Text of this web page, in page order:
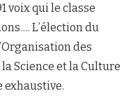
voix qui le classe
L’élection du
des
Science et la Culture
exhaustive.